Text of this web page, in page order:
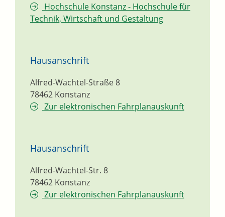
Hochschule Konstanz - Hochschule für
Technik, Wirtschaft und Gestaltung
Hausanschrift
Alfred-Wachtel-Straße 8
78462 Konstanz
Zur elektronischen Fahrplanauskunft
Hausanschrift
Alfred-Wachtel-Str. 8
78462 Konstanz
Zur elektronischen Fahrplanauskunft